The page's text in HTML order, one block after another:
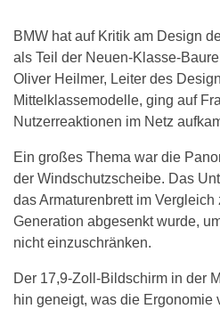
BMW hat auf Kritik am Design
als Teil der Neuen-Klasse-
Oliver Heilmer, Leiter des
Mittelklassemodelle, ging auf
Nutzerreaktionen im Netz
Ein großes Thema war die
der Windschutzscheibe. Das
das Armaturenbrett im
Generation abgesenkt wurde,
nicht einzuschränken.
Der 17,9-Zoll-Bildschirm in der
hin geneigt, was die Ergonomie